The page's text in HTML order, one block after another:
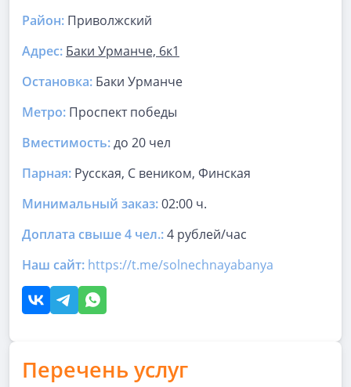
Район: Приволжский
Адрес: Баки Урманче, 6к1
Остановка: Баки Урманче
Метро: Проспект победы
Вместимость:до 20 чел
Парная: Русская, С веником, Финская
Минимальный заказ:02:00 ч.
Доплата свыше 4 чел.:4 рублей/час
Наш сайт: https://t.me/solnechnayabanya
Перечень услуг